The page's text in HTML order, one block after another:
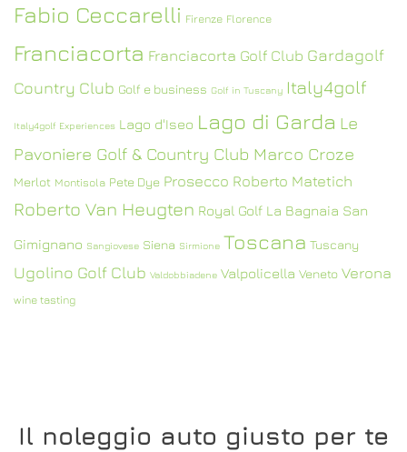
Fabio Ceccarelli Firenze Florence
Franciacorta Franciacorta Golf Club Gardagolf
Country Club Golf e business Golf in Tuscany Italy4golf
Italy4golf Experiences Lago d'Iseo Lago di Garda Le
Pavoniere Golf & Country Club Marco Croze
Merlot Montisola Pete Dye Prosecco Roberto Matetich
Roberto Van Heugten Royal Golf La Bagnaia San
Gimignano Sangiovese Siena Sirmione Toscana Tuscany
Ugolino Golf Club Valdobbiadene Valpolicella Veneto Verona
wine tasting
Il noleggio auto giusto per te